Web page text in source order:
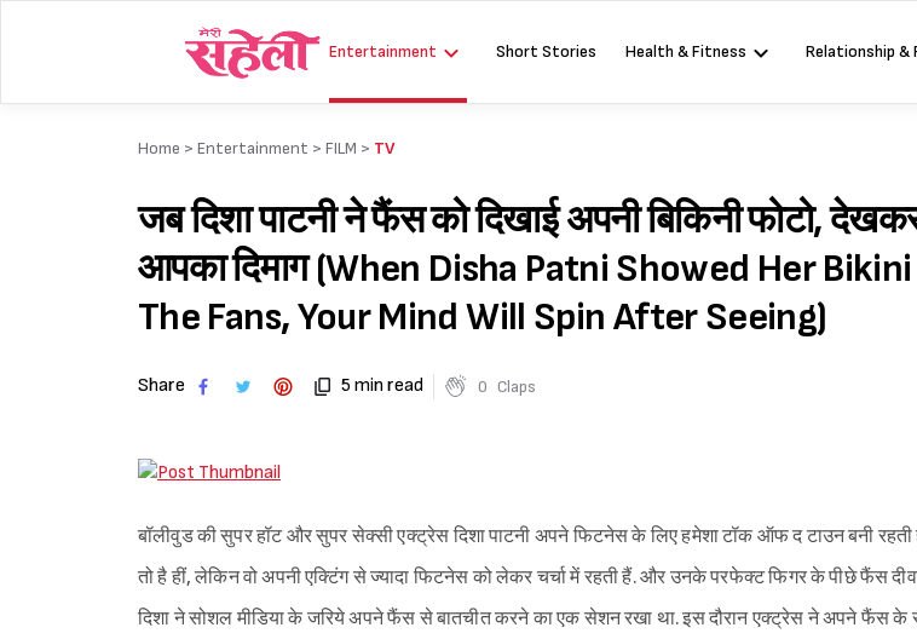
Entertainment Short Stories Health & Fitness Relationship &
Home > Entertainment > FILM > TV
जब दिशा पाटनी ने फैंस को दिखाई अपनी बिकिनी फोटो,
आपका दिमाग (When Disha Patni Showed Her
The Fans, Your Mind Will Spin After Seeing)
Share 5 min read 0 Claps
बॉलीवुड की सुपर हॉट और सुपर सेक्सी एक्ट्रेस दिशा पाटनी अपने फिटनेस के लिए हमेशा टॉक ऑफ द टाउन बनी रहती
तो है हीं, लेकिन वो अपनी एक्टिंग से ज्यादा फिटनेस को लेकर चर्चा में रहती हैं. और उनके परफेक्ट फिगर के पीछे फैंस
दिशा ने सोशल मीडिया के जरिये अपने फैंस से बातचीत करने का एक सेशन रखा था. इस दौरान एक्ट्रेस ने अपने फैंस के